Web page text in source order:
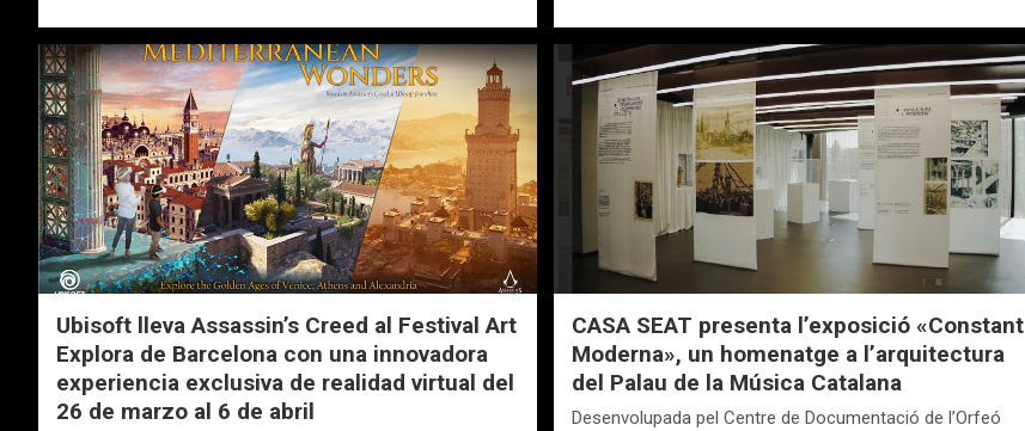
Ubisoft lleva Assassin’s Creed al Festival Art
Explora de Barcelona con una innovadora
experiencia exclusiva de realidad virtual del
26 de marzo al 6 de abril
CASA SEAT presenta l’exposició «Constant
Moderna», un homenatge a l’arquitectura
del Palau de la Música Catalana
Desenvolupada pel Centre de Documentació de l’Orfeó